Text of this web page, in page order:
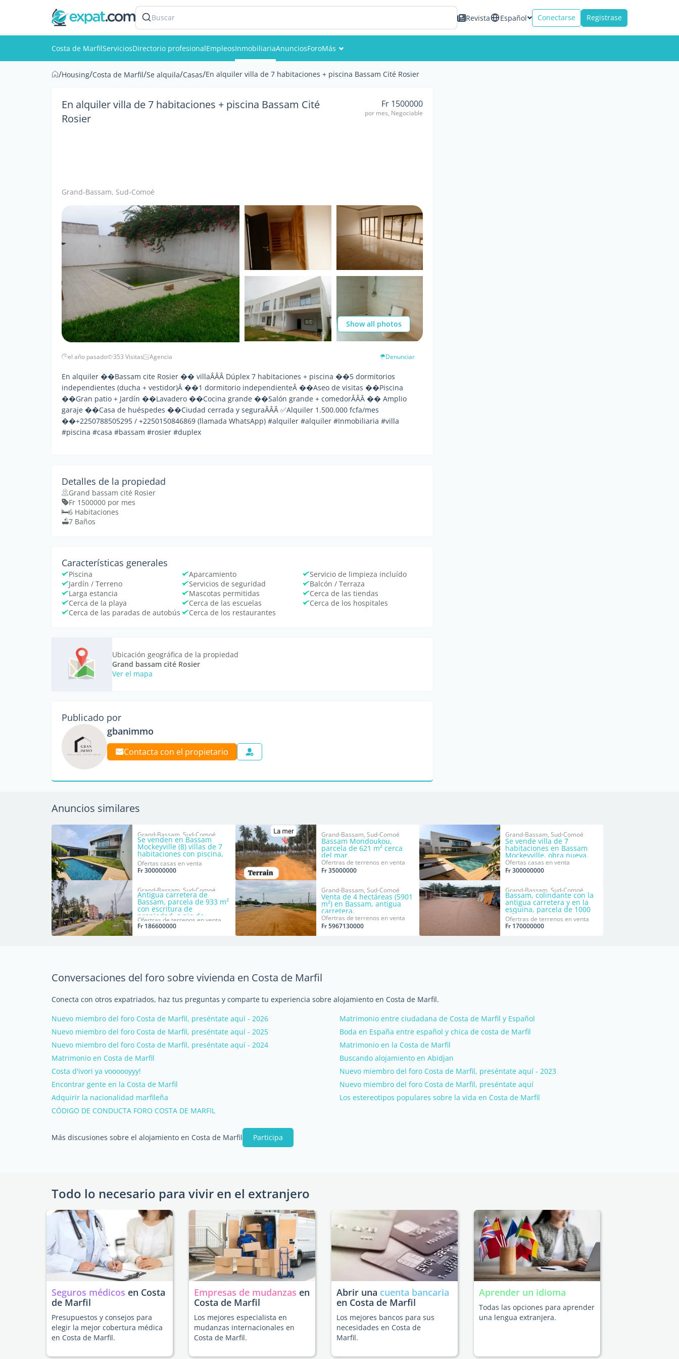
Buscar Revista Español Conectarse Registrase
Costa de MarfilServiciosDirectorio profesionalEmpleosInmobiliariaAnunciosForoMás
Eventos
/Housing/Costa de Marfil/Se alquila/Casas/En alquiler villa de 7 habitaciones + piscina Bassam Cité Rosier
En alquiler villa de 7 habitaciones + piscina Bassam Cité
Rosier
Grand-Bassam, Sud-Comoé
Fr 1500000
por mes, Negociable
Show all photos
el año pasado 353 Visitas Agencia Denunciar
En alquiler ��Bassam cite Rosier �� villaÂÂÂ Dúplex 7 habitaciones + piscina ��5 dormitorios
independientes (ducha + vestidor)Â ��1 dormitorio independienteÂ ��Aseo de visitas ��Piscina
��Gran patio + Jardín ��Lavadero ��Cocina grande ��Salón grande + comedorÂÂÂ �� Amplio
garaje ��Casa de huéspedes ��Ciudad cerrada y seguraÂÂÂ ✅Alquiler 1.500.000 fcfa/mes
��+2250788505295 / +2250150846869 (llamada WhatsApp) #alquiler #alquiler #Inmobiliaria #villa
#piscina #casa #bassam #rosier #duplex
Detalles de la propiedad
Grand bassam cité Rosier
Fr 1500000 por mes
6 Habitaciones
7 Baños
Características generales
Piscina Aparcamiento
Servicio de limpieza incluído
Jardín / Terreno
Servicios de seguridad
Balcón / Terraza
Larga estancia
Mascotas permitidas
Cerca de las tiendas
Cerca de la playa
Cerca de las escuelas
Cerca de los hospitales
Cerca de las paradas de autobús
Cerca de los restaurantes
Ubicación geográfica de la propiedad
Grand bassam cité Rosier
Ver el mapa
Publicado por
gbanimmo
Contacta con el propietario
Anuncios similares
Grand-Bassam, Sud-Comoé
Se venden en Bassam
Mockeyville (8) villas de 7
habitaciones con piscina,
de nueva construcción.
Ofertas casas en venta
Fr 300000000
Grand-Bassam, Sud-Comoé
Bassam Mondoukou,
parcela de 621 m² cerca
del mar.
Ofertras de terrenos en venta
Fr 35000000
Grand-Bassam, Sud-Comoé
Se vende villa de 7
habitaciones en Bassam
Mockeyville, obra nueva.
Ofertas casas en venta
Fr 300000000
Grand-Bassam, Sud-Comoé
Antigua carretera de
Bassam, parcela de 933 m²
con escritura de
propiedad, a pie de
carretera.
Ofertras de terrenos en venta
Fr 186600000
Grand-Bassam, Sud-Comoé
Venta de 4 hectáreas (5901
m²) en Bassam, antigua
carretera.
Ofertras de terrenos en venta
Fr 5967130000
Grand-Bassam, Sud-Comoé
Bassam, colindante con la
antigua carretera y en la
esquina, parcela de 1000
m².
Ofertras de terrenos en venta
Fr 170000000
Conversaciones del foro sobre vivienda en Costa de Marfil
Conecta con otros expatriados, haz tus preguntas y comparte tu experiencia sobre alojamiento en Costa de Marfil.
Nuevo miembro del foro Costa de Marfil, preséntate aquí - 2026
Matrimonio entre ciudadana de Costa de Marfil y Español
Nuevo miembro del foro Costa de Marfil, preséntate aquí - 2025
Boda en España entre español y chica de costa de Marfil
Nuevo miembro del foro Costa de Marfil, preséntate aquí - 2024
Matrimonio en la Costa de Marfil
Matrimonio en Costa de Marfil
Buscando alojamiento en Abidjan
Costa d'ivori ya voooooyyy!
Nuevo miembro del foro Costa de Marfil, preséntate aquí - 2023
Encontrar gente en la Costa de Marfil
Nuevo miembro del foro Costa de Marfil, preséntate aquí
Adquirir la nacionalidad marfileña
Los estereotipos populares sobre la vida en Costa de Marfil
CÓDIGO DE CONDUCTA FORO COSTA DE MARFIL
Más discusiones sobre el alojamiento en Costa de Marfil Participa
Todo lo necesario para vivir en el extranjero
Seguros médicos en Costa
de Marfil
Presupuestos y consejos para
elegir la mejor cobertura médica
en Costa de Marfil.
Empresas de mudanzas en
Costa de Marfil
Los mejores especialista en
mudanzas internacionales en
Costa de Marfil.
Abrir una cuenta bancaria
en Costa de Marfil
Los mejores bancos para sus
necesidades en Costa de
Marfil.
Aprender un idioma
Todas las opciones para aprender
una lengua extranjera.